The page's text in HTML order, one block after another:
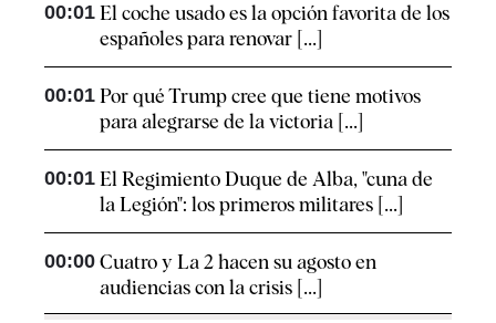
00:01 El coche usado es la opción favorita de los
españoles para renovar [...]
00:01 Por qué Trump cree que tiene motivos
para alegrarse de la victoria [...]
00:01 El Regimiento Duque de Alba, "cuna de
la Legión": los primeros militares [...]
00:00 Cuatro y La 2 hacen su agosto en
audiencias con la crisis [...]